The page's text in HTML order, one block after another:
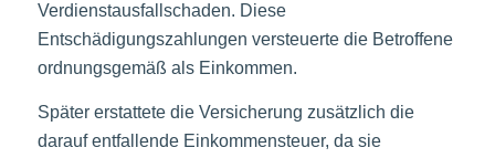
Verdienstausfallschaden. Diese
Entschädigungszahlungen versteuerte die Betroffene
ordnungsgemäß als Einkommen.
Später erstattete die Versicherung zusätzlich die
darauf entfallende Einkommensteuer, da sie